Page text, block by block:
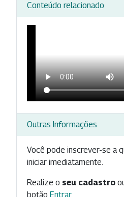
Conteúdo relacionado
Outras Informações
Você pode inscrever-se a
iniciar imediatamente.
Realize o seu cadastro
botão Entrar.